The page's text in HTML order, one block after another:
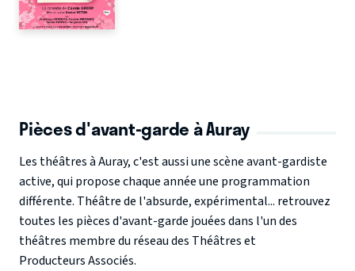
Pièces d'avant-garde à Auray
Les théâtres à Auray, c'est aussi une scène avant-gardiste
active, qui propose chaque année une programmation
différente. Théâtre de l'absurde, expérimental... retrouvez
toutes les pièces d'avant-garde jouées dans l'un des
théâtres membre du réseau des Théâtres et
Producteurs Associés.